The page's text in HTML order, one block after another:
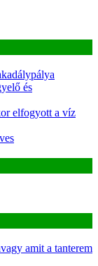
és
elfogyott a víz
amit a tanterem